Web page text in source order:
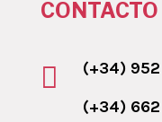
CONTACTO

(+34)
(+34)